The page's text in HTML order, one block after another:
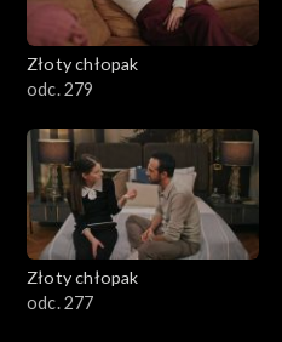
Złoty chłopak
odc. 279
Złoty chłopak
odc. 277